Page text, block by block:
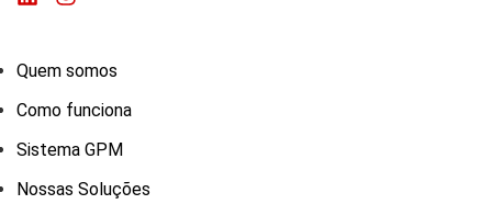
Quem somos
Como funciona
Sistema GPM
Nossas Soluções